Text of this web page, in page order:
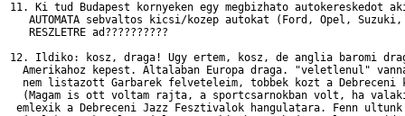
11. Ki tud Budapest kornyeken egy megbizhato autokereskedot
AUTOMATA sebvaltos kicsi/kozep autokat (Ford, Opel, Suzuki,
   RESZLETRE ad??????????
12. Ildiko: kosz, draga! Ugy ertem, kosz, de anglia baromi
Amerikahoz kepest. Altalaban Europa draga. "veletlenul"
nem listazott Garbarek felveteleim, tobbek kozt a Debreceni
(Magam is ott voltam rajta, a sportcsarnokban volt, ha
emlexik a Debreceni Jazz Fesztivalok hangulatara. Fenn